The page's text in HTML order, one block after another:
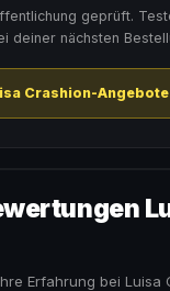
geprüft.
deiner nächsten
Crashion-
Erfahrung bei Luisa